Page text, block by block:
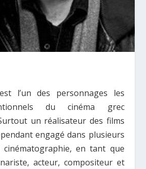
l’un des personnages les
du cinéma grec
un réalisateur des films
engagé dans plusieurs
cinématographie, en tant que
acteur, compositeur et